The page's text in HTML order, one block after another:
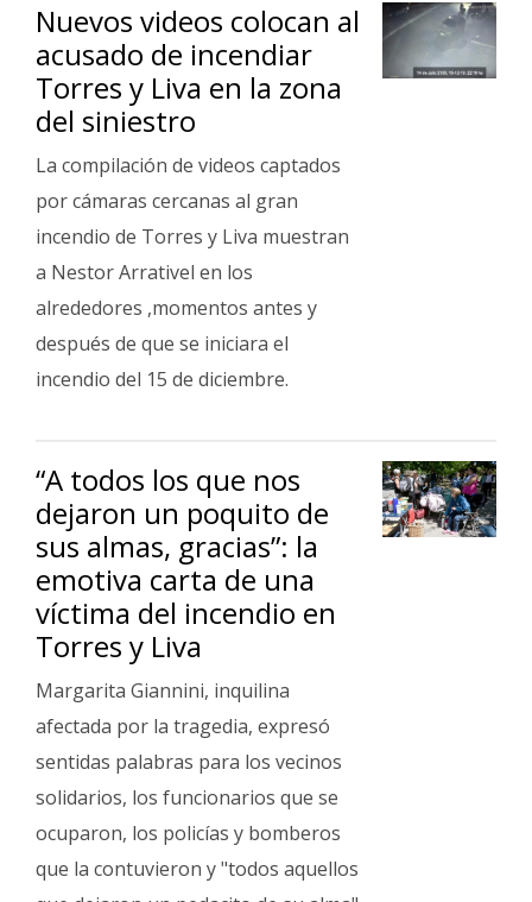
Nuevos videos colocan al
acusado de incendiar
Torres y Liva en la zona
del siniestro
La compilación de videos captados
por cámaras cercanas al gran
incendio de Torres y Liva muestran
a Nestor Arrativel en los
alrededores ,momentos antes y
después de que se iniciara el
incendio del 15 de diciembre.
“A todos los que nos
dejaron un poquito de
sus almas, gracias”: la
emotiva carta de una
víctima del incendio en
Torres y Liva
Margarita Giannini, inquilina
afectada por la tragedia, expresó
sentidas palabras para los vecinos
solidarios, los funcionarios que se
ocuparon, los policías y bomberos
que la contuvieron y "todos aquellos